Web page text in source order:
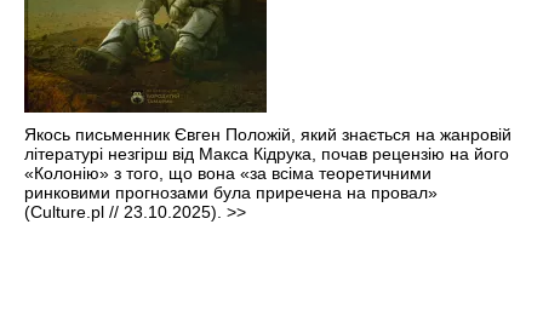
Якось письменник Євген Положій, який знається на жанровій
літературі незгірш від Макса Кідрука, почав рецензію на його
«Колонію» з того, що вона «за всіма теоретичними
ринковими прогнозами була приречена на провал»
(Culture.pl // 23.10.2025). >>